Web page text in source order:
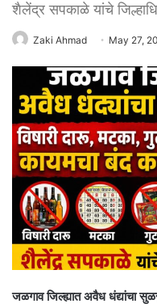
शैलेंद्र सपकाळे यांचे
Zaki Ahmad May 27,
जळगाव जिल्ह्यात अवैध धंद्यांचा